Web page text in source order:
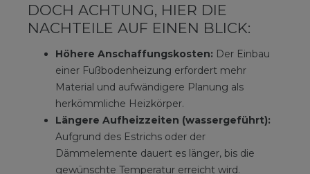
DOCH ACHTUNG, HIER DIE
NACHTEILE AUF EINEN BLICK:
Höhere Anschaffungskosten: Der Einbau
einer Fußbodenheizung erfordert mehr
Material und aufwändigere Planung als
herkömmliche Heizkörper.
Längere Aufheizzeiten (wassergeführt):
Aufgrund des Estrichs oder der
Dämmelemente dauert es länger, bis die
gewünschte Temperatur erreicht wird.